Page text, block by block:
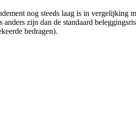
nog steeds laag is in vergelijking
zijn dan de standaard
bedragen).